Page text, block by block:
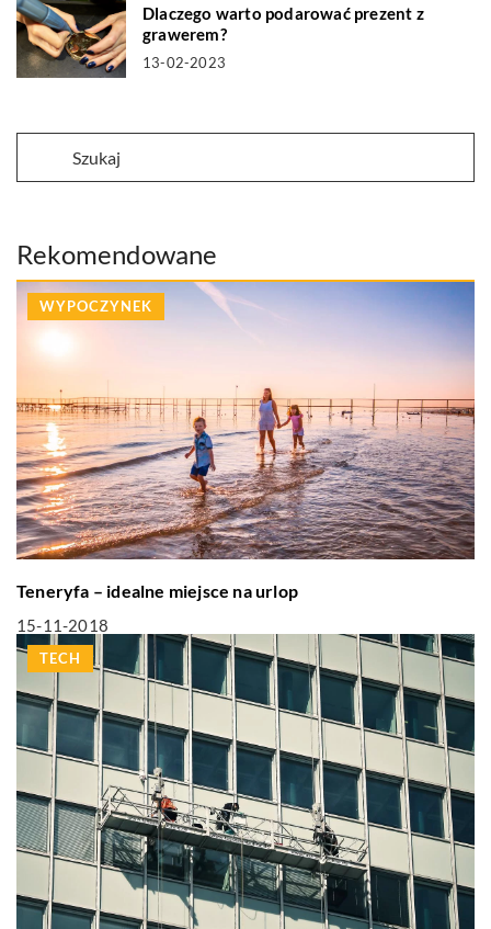
Dlaczego warto podarować prezent z
grawerem?
13-02-2023
Rekomendowane
WYPOCZYNEK
Teneryfa – idealne miejsce na urlop
15-11-2018
TECH